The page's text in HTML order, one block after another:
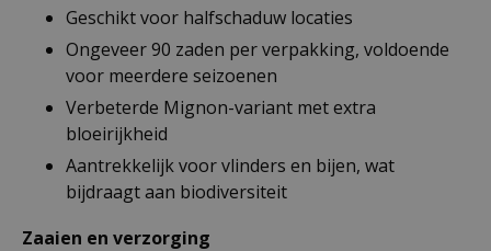
Geschikt voor halfschaduw locaties
Ongeveer 90 zaden per verpakking, voldoende
voor meerdere seizoenen
Verbeterde Mignon-variant met extra
bloeirijkheid
Aantrekkelijk voor vlinders en bijen, wat
bijdraagt aan biodiversiteit
Zaaien en verzorging